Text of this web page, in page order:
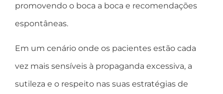
promovendo o boca a boca e recomendações
espontâneas.
Em um cenário onde os pacientes estão cada
vez mais sensíveis à propaganda excessiva, a
sutileza e o respeito nas suas estratégias de